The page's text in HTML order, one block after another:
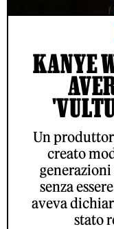
KANYE
Un
creato
senza
aveva
stato